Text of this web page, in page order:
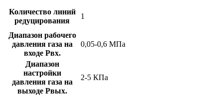
Количество линий
редуцирования
1
Диапазон рабочего
давления газа на
входе Рвх.
0,05-0,6 МПа
Диапазон
настройки
давления газа на
выходе Рвых.
2-5 КПа